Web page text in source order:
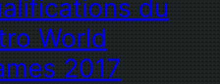
du
World
2017